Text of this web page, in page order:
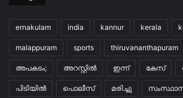
ernakulam india kannur kerala
malappuram sports thiruvananthapuram
അപകടം; അറസ്റ്റിൽ ഇന്ന് കേസ്
പിടിയിൽ പൊലീസ് മരിച്ചു